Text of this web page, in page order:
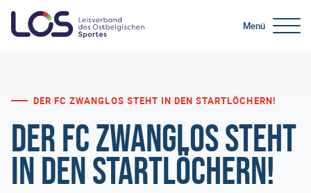
Menü
DER FC ZWANGLOS STEHT IN DEN STARTLÖCHERN!
Der FC Zwanglos steht
in den Startlöchern!